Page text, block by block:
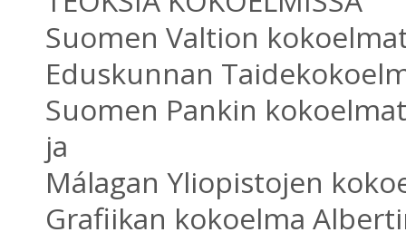
Suomen Valtion
Eduskunnan
Suomen Pankin
ja
Málagan Yliopistojen
Grafiikan kokoelma